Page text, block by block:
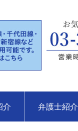
介 弁護士紹介